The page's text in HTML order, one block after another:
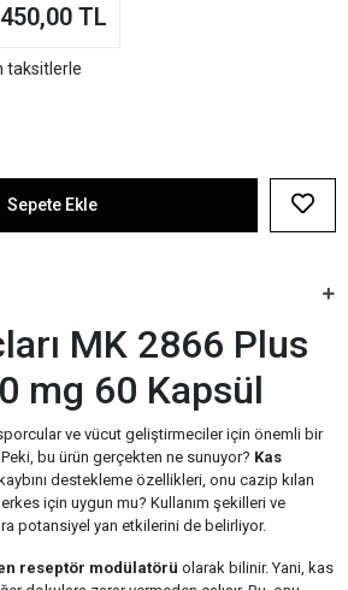
TL
taksitlerle
Sepete Ekle
MK 2866 Plus
mg 60 Kapsül
sporcular ve vücut geliştirmeciler için önemli bir
bu ürün gerçekten ne sunuyor? Kas
destekleme özellikleri, onu cazip kılan
için uygun mu? Kullanım şekilleri ve
potansiyel yan etkilerini de belirliyor.
reseptör modülatörü olarak bilinir. Yani, kas